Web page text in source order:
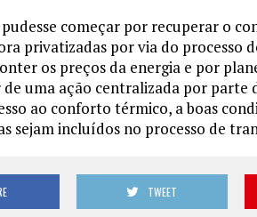
começar por recuperar o
privatizadas por via do processo
os preços da energia e por
de uma ação centralizada por
ao conforto térmico, a boas
sejam incluídos no processo de
TWEET